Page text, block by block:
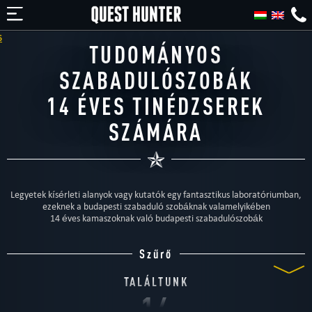
TUDOMÁNYOS
SZABADULÓSZOBÁK
14 ÉVES TINÉDZSEREK
SZÁMÁRA
Legyetek kísérleti alanyok vagy kutatók egy fantasztikus laboratóriumban,
ezeknek a budapesti szabaduló szobáknak valamelyikében
14 éves kamaszoknak való budapesti szabadulószobák
Szűrő
TALÁLTUNK